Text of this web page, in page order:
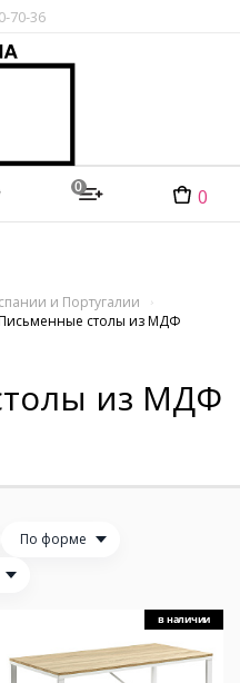
70-36
0 0
и Португалии
столы из МДФ
из МДФ
По форме
в наличии